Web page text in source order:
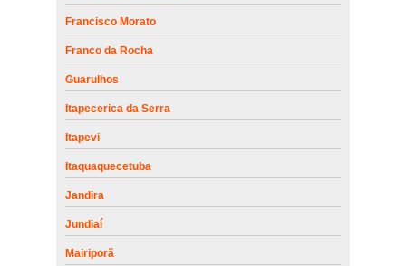
Francisco Morato
Franco da Rocha
Guarulhos
Itapecerica da Serra
Itapevi
Itaquaquecetuba
Jandira
Jundiaí
Mairiporã